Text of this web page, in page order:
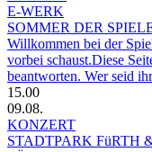
E-WERK
SOMMER DER
Willkommen bei der
vorbei schaust.Diese
beantworten. Wer seid
15.00
09.08.
KONZERT
STADTPARK FüRTH